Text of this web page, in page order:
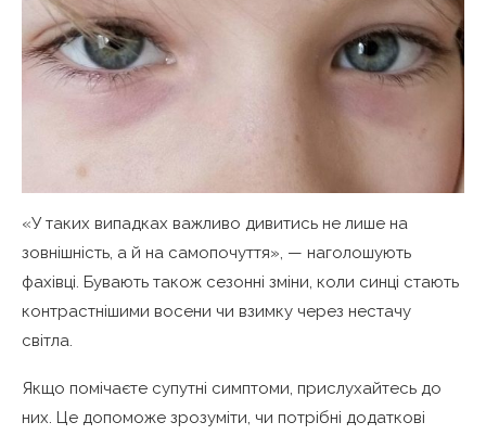
«У таких випадках важливо дивитись не лише на
зовнішність, а й на самопочуття», — наголошують
фахівці. Бувають також сезонні зміни, коли синці стають
контрастнішими восени чи взимку через нестачу
світла.
Якщо помічаєте супутні симптоми, прислухайтесь до
них. Це допоможе зрозуміти, чи потрібні додаткові